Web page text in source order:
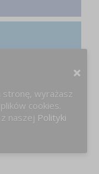
stronę, wyrażasz
cookies.
naszej Polityki